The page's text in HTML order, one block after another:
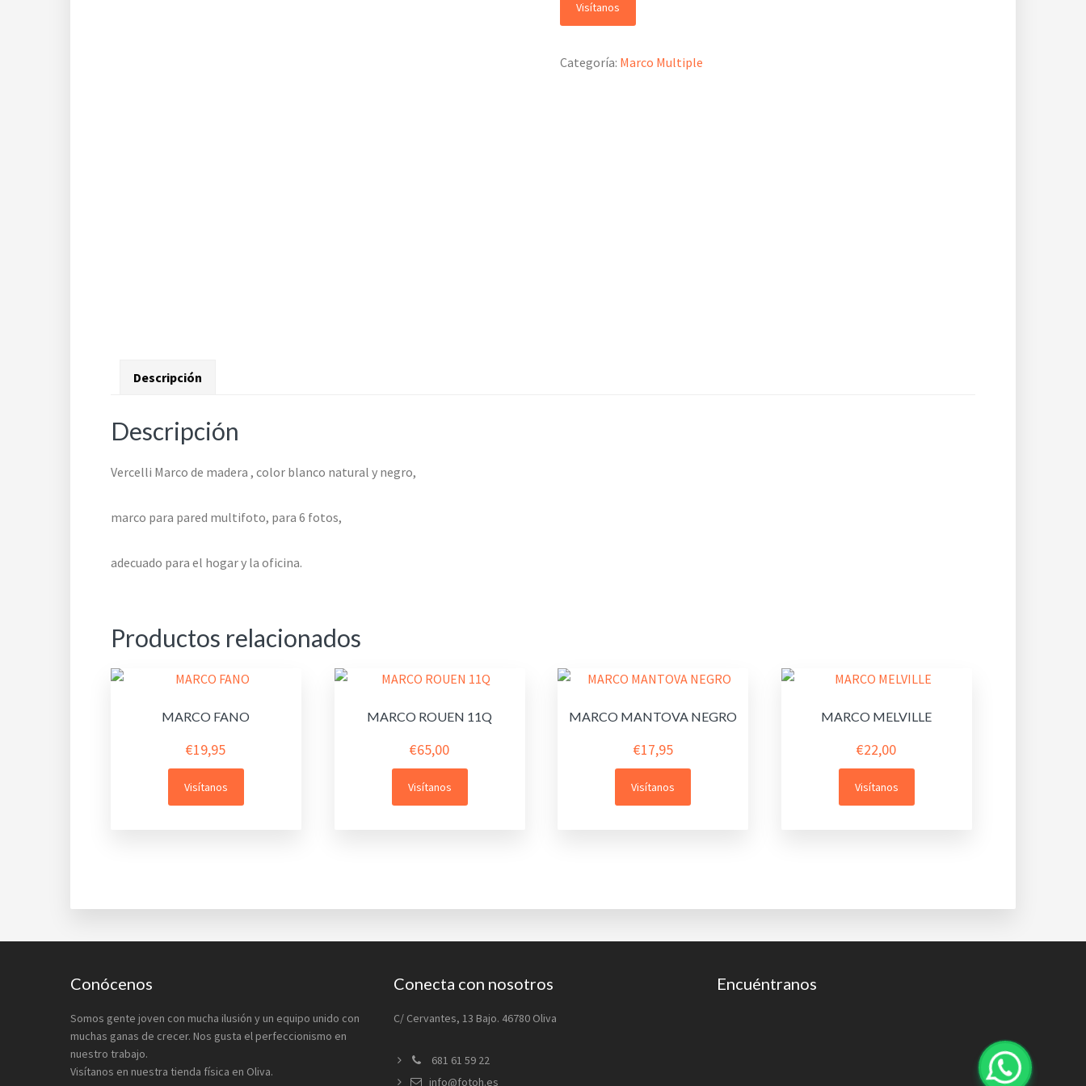
Visítanos
Categoría: Marco Multiple
Descripción
Descripción
Vercelli Marco de madera , color blanco natural y negro,
marco para pared multifoto, para 6 fotos,
adecuado para el hogar y la oficina.
Productos relacionados
MARCO FANO
€19,95
Visítanos
MARCO ROUEN 11Q
€65,00
Visítanos
MARCO MANTOVA NEGRO
€17,95
Visítanos
MARCO MELVILLE
€22,00
Visítanos
FooterConócenos
Somos gente joven con mucha ilusión y un equipo unido con
muchas ganas de crecer. Nos gusta el perfeccionismo en
nuestro trabajo.
Visítanos en nuestra tienda física en Oliva.
Conecta con nosotros
C/ Cervantes, 13 Bajo. 46780 Oliva
681 61 59 22
info@fotoh.es
Encuéntranos